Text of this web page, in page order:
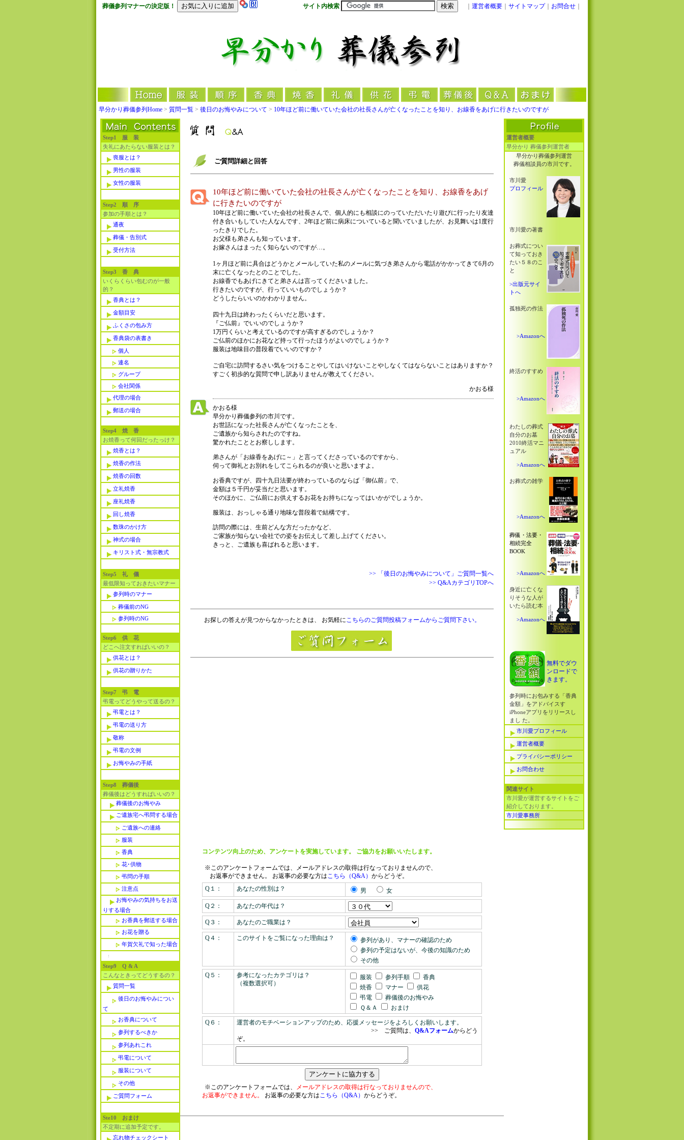
葬儀参列マナーの決定版！ サイト内検索 運営者概要 サイトマップ｜ お問合せ
早分かり葬儀参列Home > 質問一覧 > 後日のお悔やみについて > 10年ほど前に働いていた会社の社長さんが亡くなったことを知り、お線香をあげに行きたいのですが
Step1 服 装
失礼にあたらない服装とは？
喪服とは？
男性の服装
女性の服装
Step2 順 序
参加の手順とは？
通夜
葬儀・告別式
受付方法
Step3 香 典
いくらくらい包むのが一般
的？
香典とは？
金額目安
ふくさの包み方
香典袋の表書き
個人
連名
グループ
会社関係
代理の場合
郵送の場合
Step4 焼 香
お焼香って何回だったっけ？
焼香とは？
焼香の作法
焼香の回数
立礼焼香
座礼焼香
回し焼香
数珠のかけ方
神式の場合
キリスト式・無宗教式
Step5 礼 儀
最低限知っておきたいマナー
参列時のマナー
葬儀前のNG
参列時のNG
Step6 供 花
どこへ注文すればいいの？
供花とは？
供花の贈りかた
Step7 弔 電
弔電ってどうやって送るの？
弔電とは？
弔電の送り方
敬称
弔電の文例
お悔やみの手紙
Step8 葬儀後
葬儀後はどうすればいいの？
葬儀後のお悔やみ
ご遺族宅へ弔問する場合
ご遺族への連絡
服装
香典
花･供物
弔問の手順
注意点
お悔やみの気持ちをお送
りする場合
お香典を郵送する場合
お花を贈る
年賀欠礼で知った場合
Step9 Q & A
こんなときってどうするの？
質問一覧
後日のお悔やみについ
て
お香典について
参列するべきか
参列あれこれ
弔電について
服装について
その他
ご質問フォーム
Ste10 おまけ
不定期に追加予定です。
忘れ物チェックシート
運営者概要
早分かり 葬儀参列運営者
早分かり葬儀参列運営
葬儀相談員の市川です。
市川愛
プロフィール
市川愛の著書
お葬式につい
て知っておき
たい５８のこ
と
>出版元サイ
トへ
孤独死の作法
>Amazonへ
終活のすすめ
>Amazonへ
わたしの葬式
自分のお墓
2010終活マニ
ュアル
>Amazonへ
お葬式の雑学
>Amazonへ
葬儀・法要・
相続完全
BOOK
>Amazonへ
身近に亡くな
りそうな人が
いたら読む本
>Amazonへ
無料でダウ
ンロードで
きます。
参列時にお包みする「香典
金額」をアドバイスす
iPhoneアプリをリリースし
まし た。
市川愛プロフィール
運営者概要
プライバシーポリシー
お問合わせ
関連サイト
市川愛が運営するサイトをご
紹介しております。
市川愛事務所
ご質問詳細と回答
10年ほど前に働いていた会社の社長さんが亡くなったことを知り、お線香をあげ
に行きたいのですが
10年ほど前に働いていた会社の社長さんで、個人的にも相談にのっていただいたり遊びに行ったり友達
付き合いもしていた人なんです、2年ほど前に病床についていると聞いていましたが、お見舞いは1度行
ったきりでした。
お父様も弟さんも知っています。
お嫁さんはまったく知らないのですが…。
1ヶ月ほど前に具合はどうかとメールしていた私のメールに気づき弟さんから電話がかかってきて6月の
末に亡くなったとのことでした。
お線香でもあげにきてと弟さんは言ってくださいました。
行きたいのですが、行っていいものでしょうか？
どうしたらいいのかわかりません。
四十九日は終わったくらいだと思います。
『ご仏前』でいいのでしょうか？
1万円くらいと考えているのですが高すぎるのでしょうか？
ご仏前のほかにお花など持って行ったほうがよいのでしょうか？
服装は地味目の普段着でいいのですか？
ご自宅に訪問するさい気をつけることやしてはいけないことやしなくてはならないことはありますか？
すごく初歩的な質問で申し訳ありませんが教えてください。
かおる様
かおる様
早分かり葬儀参列の市川です。
お世話になった社長さんが亡くなったことを、
ご遺族から知らされたのですね。
驚かれたこととお察しします。
弟さんが「お線香をあげに～」と言ってくださっているのですから、
伺って御礼とお別れをしてこられるのが良いと思いますよ。
お香典ですが、四十九日法要が終わっているのならば「御仏前」で、
金額は５千円が妥当だと思います。
そのほかに、ご仏前にお供えするお花をお持ちになってはいかがでしょうか。
服装は、おっしゃる通り地味な普段着で結構です。
訪問の際には、生前どんな方だったかなど、
ご家族が知らない会社での姿をお伝えして差し上げてください。
きっと、ご遺族も喜ばれると思います。
>> 「後日のお悔やみについて」ご質問一覧へ
>> Q&AカテゴリTOPへ
お探しの答えが見つからなかったときは、 お気軽にこちらのご質問投稿フォームからご質問下さい。
コンテンツ向上のため、アンケートを実施しています。 ご協力をお願いいたします。
※このアンケートフォームでは、メールアドレスの取得は行なっておりませんので、
お返事ができません。
お返事の必要な方はこちら（Q&A） からどうぞ。
Q１：
あなたの性別は？ 男 女
Q２： あなたの年代は？
Q３： あなたのご職業は？
Q４： このサイトをご覧になった理由は？
参列があり、マナーの確認のため
参列の予定はないが、今後の知識のため
その他
Q５：
参考になったカテゴリは？
（複数選択可）
服装 参列手順
香典
焼香
マナー
供花
弔電
葬儀後のお悔やみ
Ｑ＆Ａ
おまけ
Q６：
運営者のモチベーションアップのため、応援メッセージをよろしくお願いします。
>> ご質問は、 Q&Aフォームからどう
ぞ。
※このアンケートフォームでは、
メールアドレスの取得は行なっておりませんので、
お返事ができません。
お返事の必要な方はこちら（Q&A） からどうぞ。